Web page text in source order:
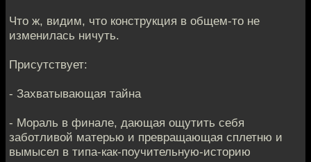
Что ж, видим, что конструкция в общем-то не
изменилась ничуть.
Присутствует:
- Захватывающая тайна
- Мораль в финале, дающая ощутить себя
заботливой матерью и превращающая сплетню и
вымысел в типа-как-поучительную-историю